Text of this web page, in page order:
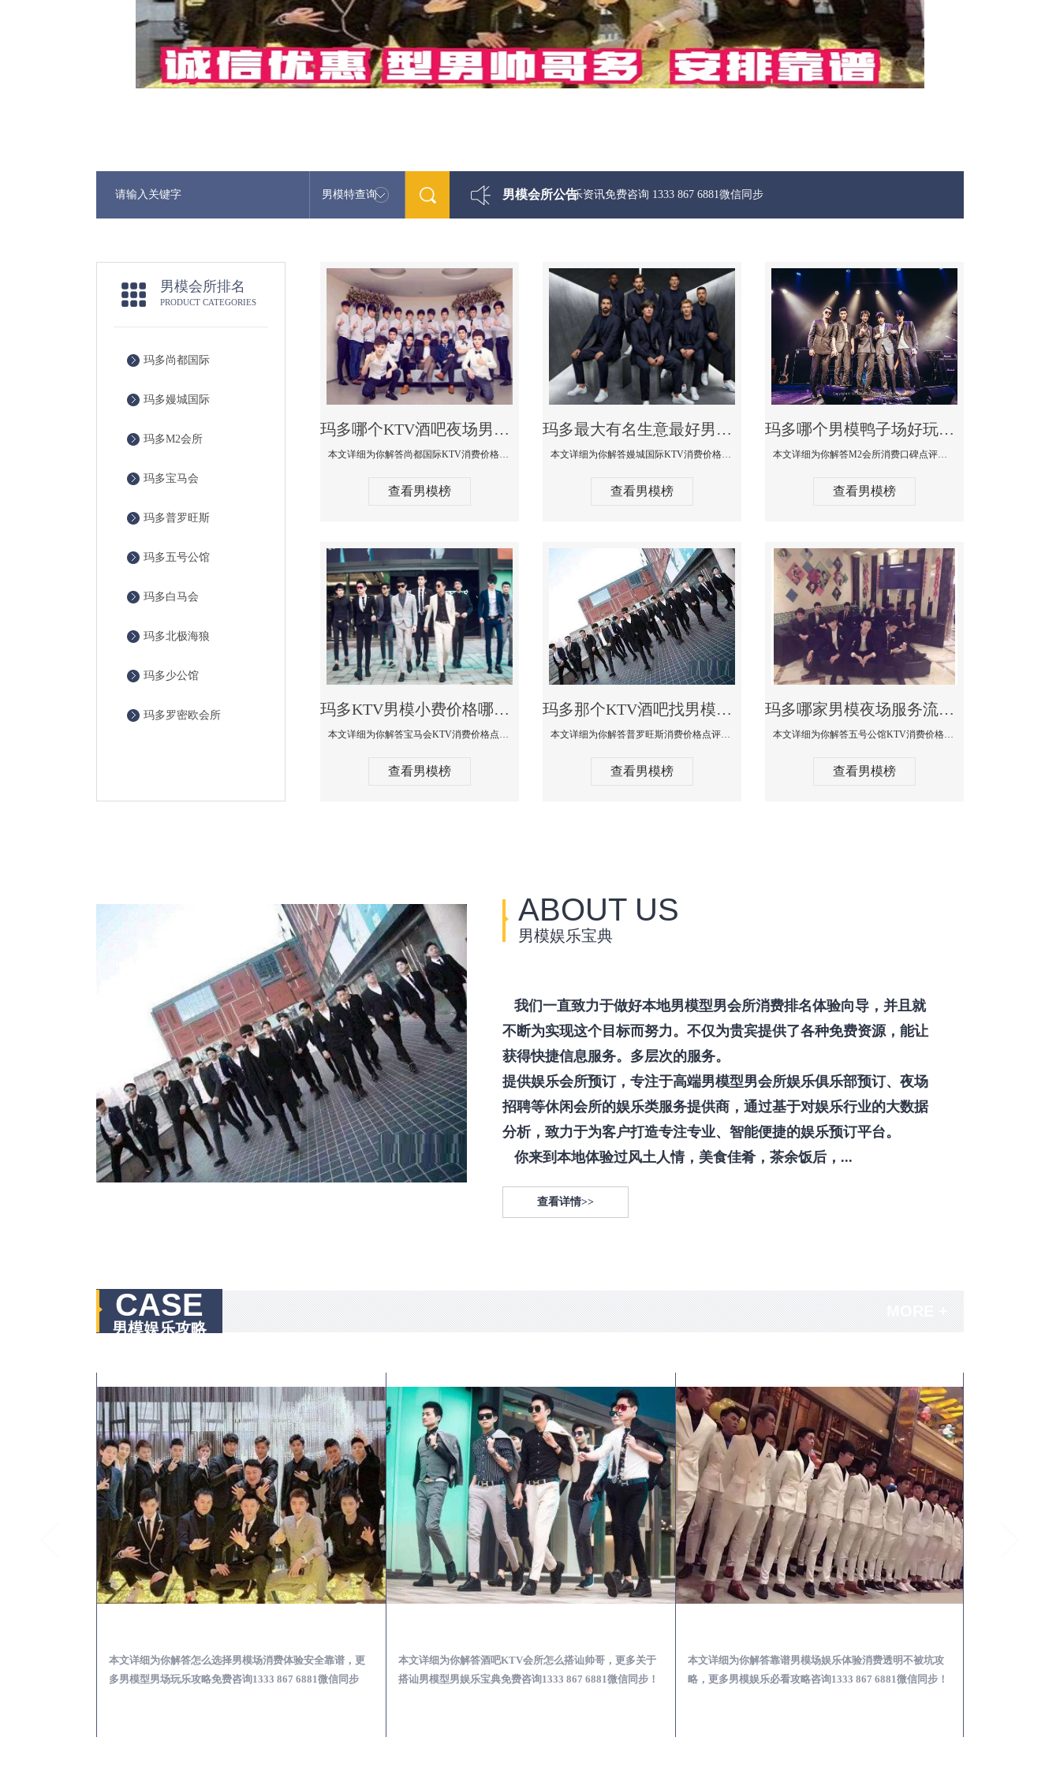
男模特查询 男模会所公告
最新男模娱乐资讯免费咨询 1333 867 6881微信同步
男模会所排名
PRODUCT CATEGORIES
玛多尚都国际
玛多嫚城国际
玛多M2会所
玛多宝马会
玛多普罗旺斯
玛多五号公馆
玛多白马会
玛多北极海狼
玛多少公馆
玛多罗密欧会所
玛多哪个KTV酒吧夜场男模公关型男最帅-尚都国际KTV消费价格点评
本文详细为你解答尚都国际KTV消费价格点评，更多关于哪个KTV酒吧夜场男模公关型男最帅免费咨询1333 867 6881微信同步
查看男模榜
玛多最大有名生意最好男模少爷场KTV体验-嫚城国际KTV消费价格点评
本文详细为你解答嫚城国际KTV消费价格口碑点评，更多关于最大有名生意最好男模少爷场KTV体验免费咨询1333 867 6881微信同步！
查看男模榜
玛多哪个男模鸭子场好玩陪酒服务好-M2会所KTV消费口碑点评
本文详细为你解答M2会所消费口碑点评，更多关于哪个男模鸭子场好玩陪酒服务好免费咨询1333 867 6881微信同步！
查看男模榜
玛多KTV男模小费价格哪家便宜-宝马会KTV消费口碑点评
本文详细为你解答宝马会KTV消费价格点评，更多关于KTV男模小费价格哪家便宜免费咨询1333 867 6881微信同步！
查看男模榜
玛多那个KTV酒吧找男模帅哥男妓多-普罗旺斯KTV真实口碑点评
本文详细为你解答普罗旺斯消费价格点评，更多关于那个KTV酒吧找男模帅哥最多免费咨询1333 867 6881微信同步！
查看男模榜
玛多哪家男模夜场服务流程全面-五号公馆KTV消费价格点评
本文详细为你解答五号公馆KTV消费价格，更多关于哪家男模夜场服务流程全面免费咨询1333 867 6881微信同步！
查看男模榜
ABOUT US
男模娱乐宝典
我们一直致力于做好本地男模型男会所消费排名体验向导，并且就
不断为实现这个目标而努力。不仅为贵宾提供了各种免费资源，能让
获得快捷信息服务。多层次的服务。
提供娱乐会所预订，专注于高端男模型男会所娱乐俱乐部预订、夜场
招聘等休闲会所的娱乐类服务提供商，通过基于对娱乐行业的大数据
分析，致力于为客户打造专注专业、智能便捷的娱乐预订平台。
你来到本地体验过风土人情，美食佳肴，茶余饭后，...
查看详情>>
CASE
男模娱乐攻略
本文详细为你解答怎么选择男模场消费体验安全靠谱，更
多男模型男场玩乐攻略免费咨询1333 867 6881微信同步
本文详细为你解答酒吧KTV会所怎么搭讪帅哥，更多关于
搭讪男模型男娱乐宝典免费咨询1333 867 6881微信同步！
本文详细为你解答靠谱男模场娱乐体验消费透明不被坑攻
略，更多男模娱乐必看攻略咨询1333 867 6881微信同步！